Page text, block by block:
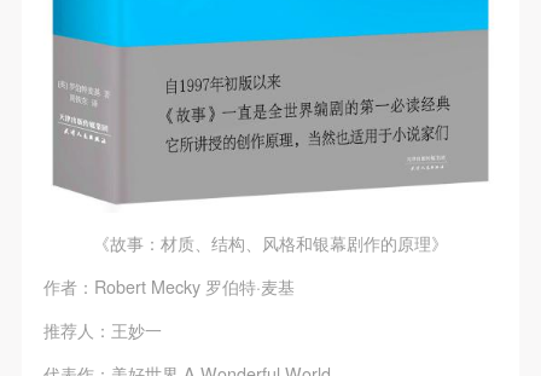
《故事：材质、结构、风格和银幕剧作的原理》
作者：Robert Mecky 罗伯特·麦基
推荐人：王妙一